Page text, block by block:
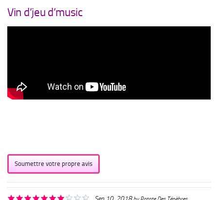
Vin d’jeu d’music
Soumettre votre propre avis
Sep 10, 2018